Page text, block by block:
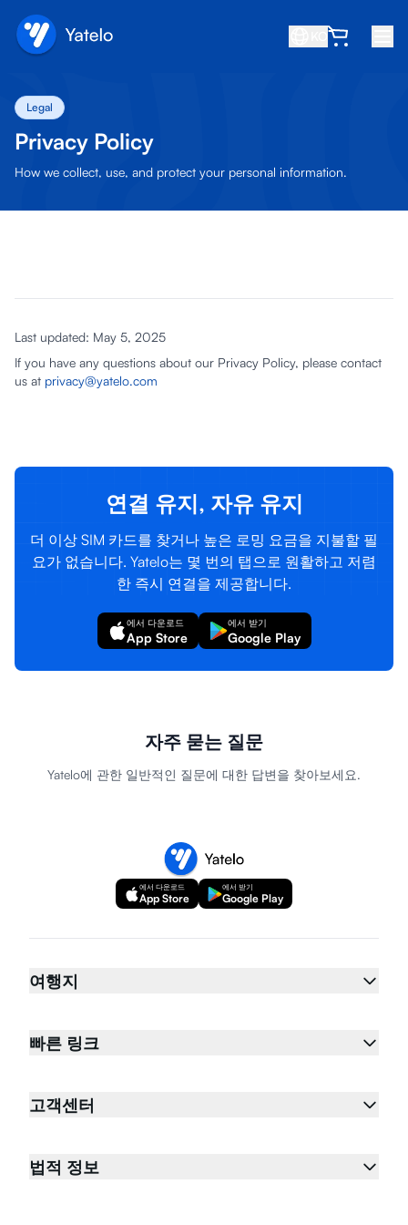
블로그
소개
자주 묻는 질문
지원
Legal
Privacy Policy
How we collect, use, and protect your personal information.
Last updated: May 5, 2025
If you have any questions about our Privacy Policy, please contact
us at privacy@yatelo.com
연결 유지, 자유 유지
더 이상 SIM 카드를 찾거나 높은 로밍 요금을 지불할 필
요가 없습니다. Yatelo는 몇 번의 탭으로 원활하고 저렴
한 즉시 연결을 제공합니다.
에서 다운로드
App Store
에서 받기
Google Play
자주 묻는 질문
Yatelo에 관한 일반적인 질문에 대한 답변을 찾아보세요.
에서 다운로드
App Store
에서 받기
Google Play
여행지
빠른 링크
고객센터
법적 정보